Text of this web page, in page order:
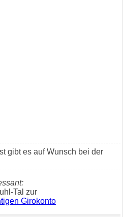
gibt es auf Wunsch bei der
Tal zur
Girokonto